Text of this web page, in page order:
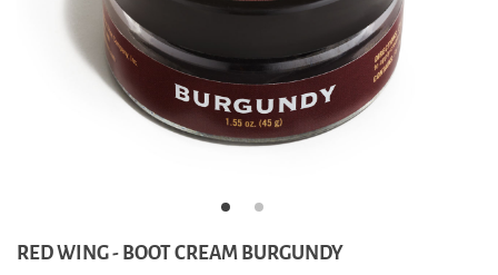
RED WING - BOOT CREAM BURGUNDY